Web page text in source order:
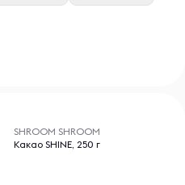
SHROOM SHROOM
Какао SHINE, 250 г